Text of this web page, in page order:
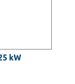
kW